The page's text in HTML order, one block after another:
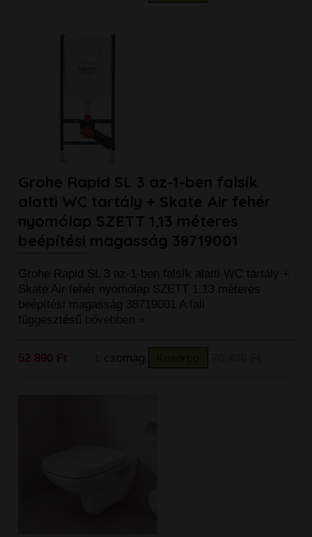
Grohe Rapid SL 3 az-1-ben falsík
alatti WC tartály + Skate Air fehér
nyomólap SZETT 1,13 méteres
beépítési magasság 38719001
Grohe Rapid SL 3 az-1-ben falsík alatti WC tartály +
Skate Air fehér nyomólap SZETT 1,13 méteres
beépítési magasság 38719001 A fali
függesztésű bővebben »
52.890 Ft csomag